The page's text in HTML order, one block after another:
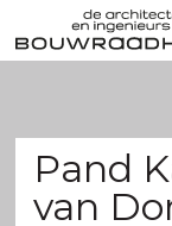
Pand
van